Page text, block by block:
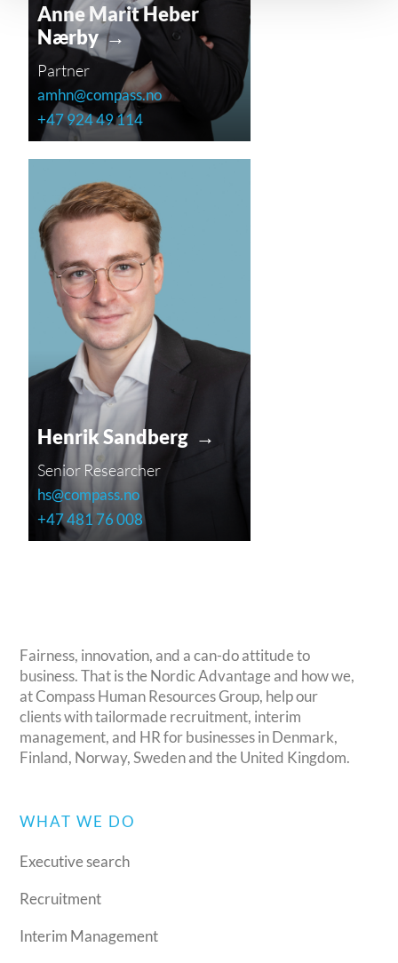
Anne Marit Heber
Nærby →
Partner
amhn@compass.no
+47 924 49 114
Henrik Sandberg →
Senior Researcher
hs@compass.no
+47 481 76 008
Fairness, innovation, and a can-do attitude to
business. That is the Nordic Advantage and how we,
at Compass Human Resources Group, help our
clients with tailormade recruitment, interim
management, and HR for businesses in Denmark,
Finland, Norway, Sweden and the United Kingdom.
WHAT WE DO
Executive search
Recruitment
Interim Management